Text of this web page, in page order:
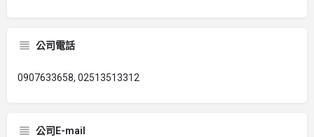
公司電話
0907633658, 02513513312
公司E-mail